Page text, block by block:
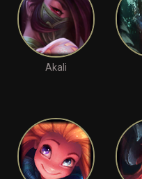
Akali